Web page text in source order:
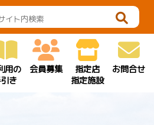
用の
き
会員募集
指定店
指定施設
お問合せ